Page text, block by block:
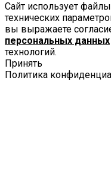
Сайт использует
технических
вы выражаете
персональных данных
технологий.
Принять
Политика